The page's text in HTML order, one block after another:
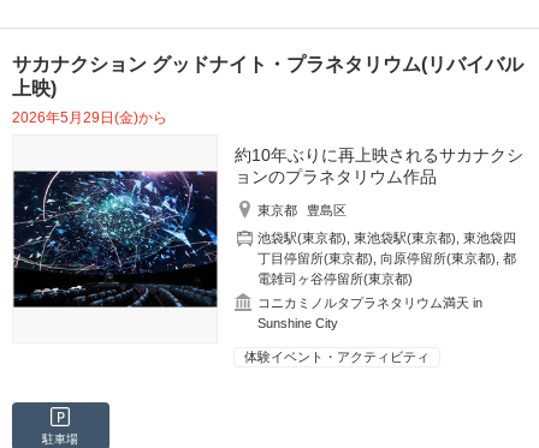
サカナクション グッドナイト・プラネタリウム(リバイバル
上映)
2026年5月29日(金)から
約10年ぶりに再上映されるサカナクシ
ョンのプラネタリウム作品
東京都
豊島区
池袋駅(東京都),東池袋駅(東京都),東池袋四
丁目停留所(東京都),向原停留所(東京都),都
電雑司ヶ谷停留所(東京都)
コニカミノルタプラネタリウム満天 in
Sunshine City
体験イベント・アクティビティ
駐車場